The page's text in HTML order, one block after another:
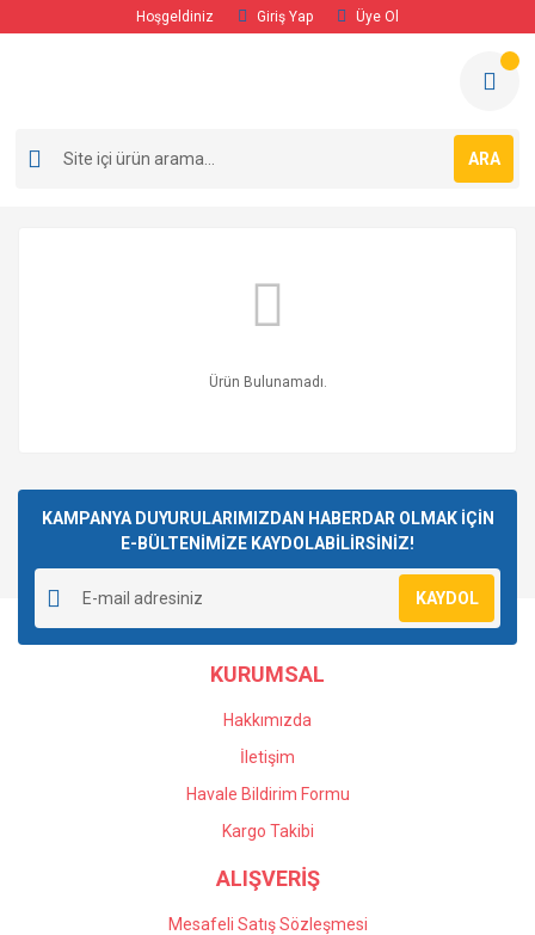
Hoşgeldiniz Giriş Yap Üye Ol
ARA
Ürün Bulunamadı.
KAMPANYA DUYURULARIMIZDAN HABERDAR OLMAK İÇİN
E-BÜLTENİMİZE KAYDOLABİLİRSİNİZ!
KAYDOL
KURUMSAL
Hakkımızda
İletişim
Havale Bildirim Formu
Kargo Takibi
ALIŞVERİŞ
Mesafeli Satış Sözleşmesi